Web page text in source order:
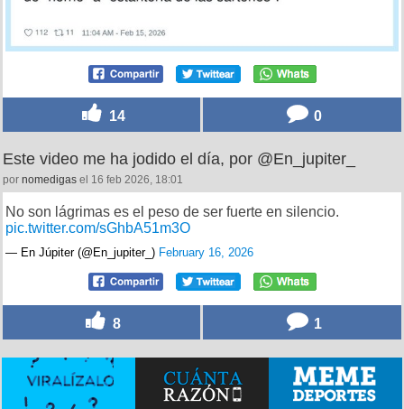
14 0
Este video me ha jodido el día, por @En_jupiter_
por nomedigas el 16 feb 2026, 18:01
No son lágrimas es el peso de ser fuerte en silencio.
pic.twitter.com/sGhbA51m3O
— En Júpiter (@En_jupiter_) February 16, 2026
8 1